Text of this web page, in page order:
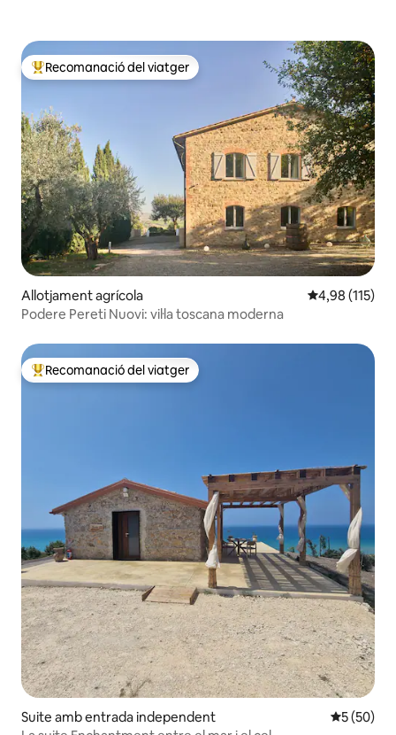
Principals recomanacions dels viatgers
Recomanació del viatger
Allotjament agrícola 4,98 de
4,98 (115)
Podere Pereti Nuovi: vil·la toscana moderna
Principals recomanacions dels viatgers
Recomanació del viatger
Suite amb entrada independent 5 de
5 (50)